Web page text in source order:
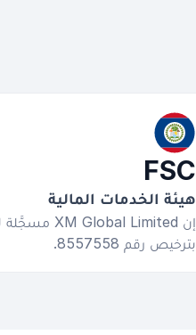
FSC
هيئة الخدمات المالية
بترخيص رقم 8557558.